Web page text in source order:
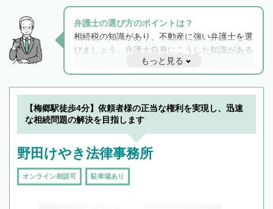
弁護士の選び方のポイントは？
相続税の知識があり、不動産に強い弁護士を選
びましょう。弁護士自身にこうした知識がある
と他士業との連携もスムーズに進み、トラブル
解決のみならず相続をトータルで任せることが
できます。また、相続は感情がからむ分野なの
でフィーリングも重要です。実際に電話や面談
で複数の弁護士と会話をしてウマが合う方に依
もっと見る
【梅郷駅徒歩4分】依頼者様の正当な権利を実現し、迅速
な相続問題の解決を目指します
野田けやき法律事務所
オンライン相談可 駐車場あり